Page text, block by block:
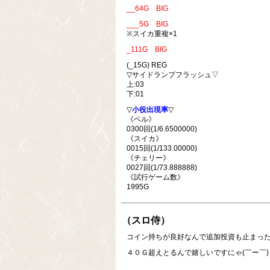
__64G BIG
___5G BIG
※スイカ重複×1
_111G BIG
(_15G) REG
▽サイドランプフラッシュ▽
上:03
下:01
▽小役出現率▽
《ベル》
0300回(1/6.6500000)
《スイカ》
0015回(1/133.00000)
《チェリー》
0027回(1/73.888888)
《試行ゲーム数》
1995G
（スロ侍）
コイン持ちが良好なんで追加投資も止まっ
４０Ｇ超えとるんで嬉しいですにゃ(￣ー￣)